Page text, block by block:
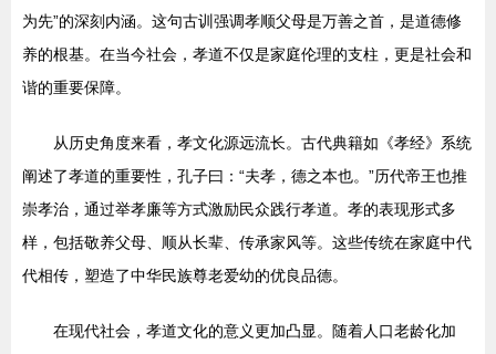
为先”的深刻内涵。这句古训强调孝顺父母是万善之首，是道德修
养的根基。在当今社会，孝道不仅是家庭伦理的支柱，更是社会和
谐的重要保障。
从历史角度来看，孝文化源远流长。古代典籍如《孝经》系统
阐述了孝道的重要性，孔子曰：“夫孝，德之本也。”历代帝王也推
崇孝治，通过举孝廉等方式激励民众践行孝道。孝的表现形式多
样，包括敬养父母、顺从长辈、传承家风等。这些传统在家庭中代
代相传，塑造了中华民族尊老爱幼的优良品德。
在现代社会，孝道文化的意义更加凸显。随着人口老龄化加